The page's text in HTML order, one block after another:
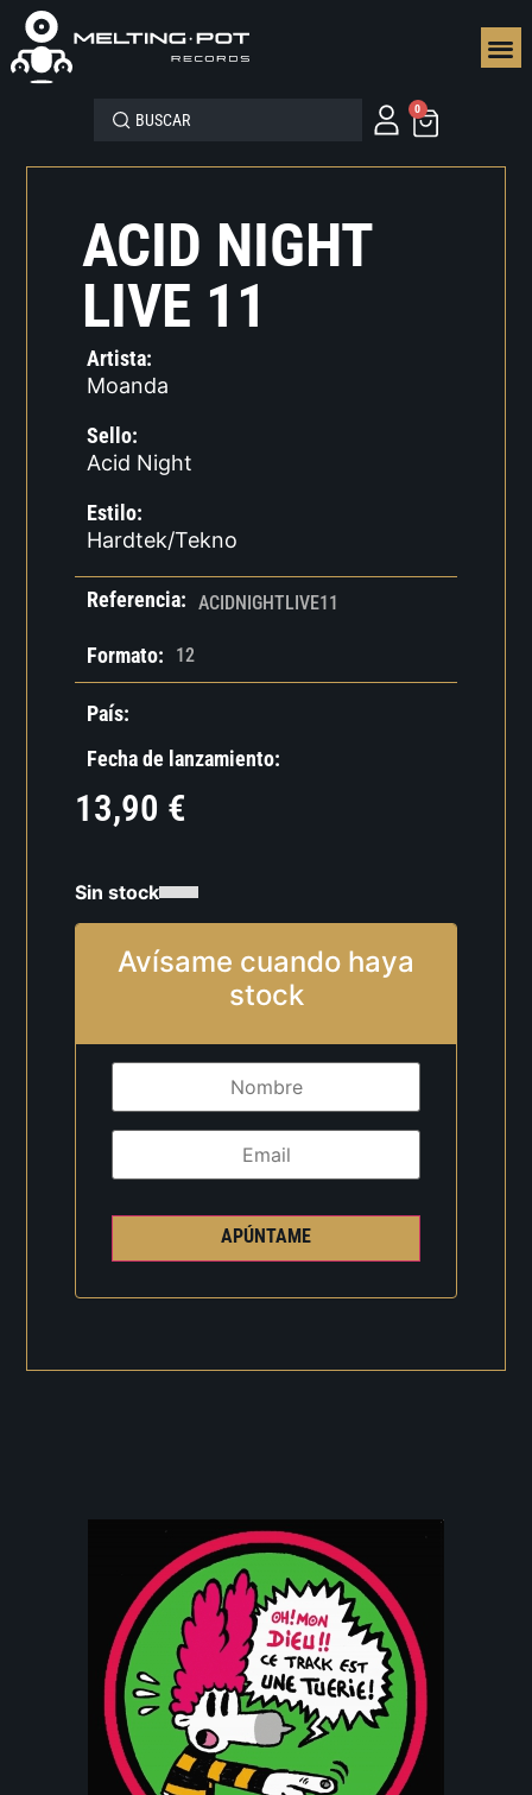
0
ACID NIGHT
LIVE 11
Artista:
Moanda
Sello:
Acid Night
Estilo:
Hardtek/Tekno
Referencia: ACIDNIGHTLIVE11
Formato: 12
País:
Fecha de lanzamiento:
13,90 €
Sin stock
Avísame cuando haya
stock
APÚNTAME